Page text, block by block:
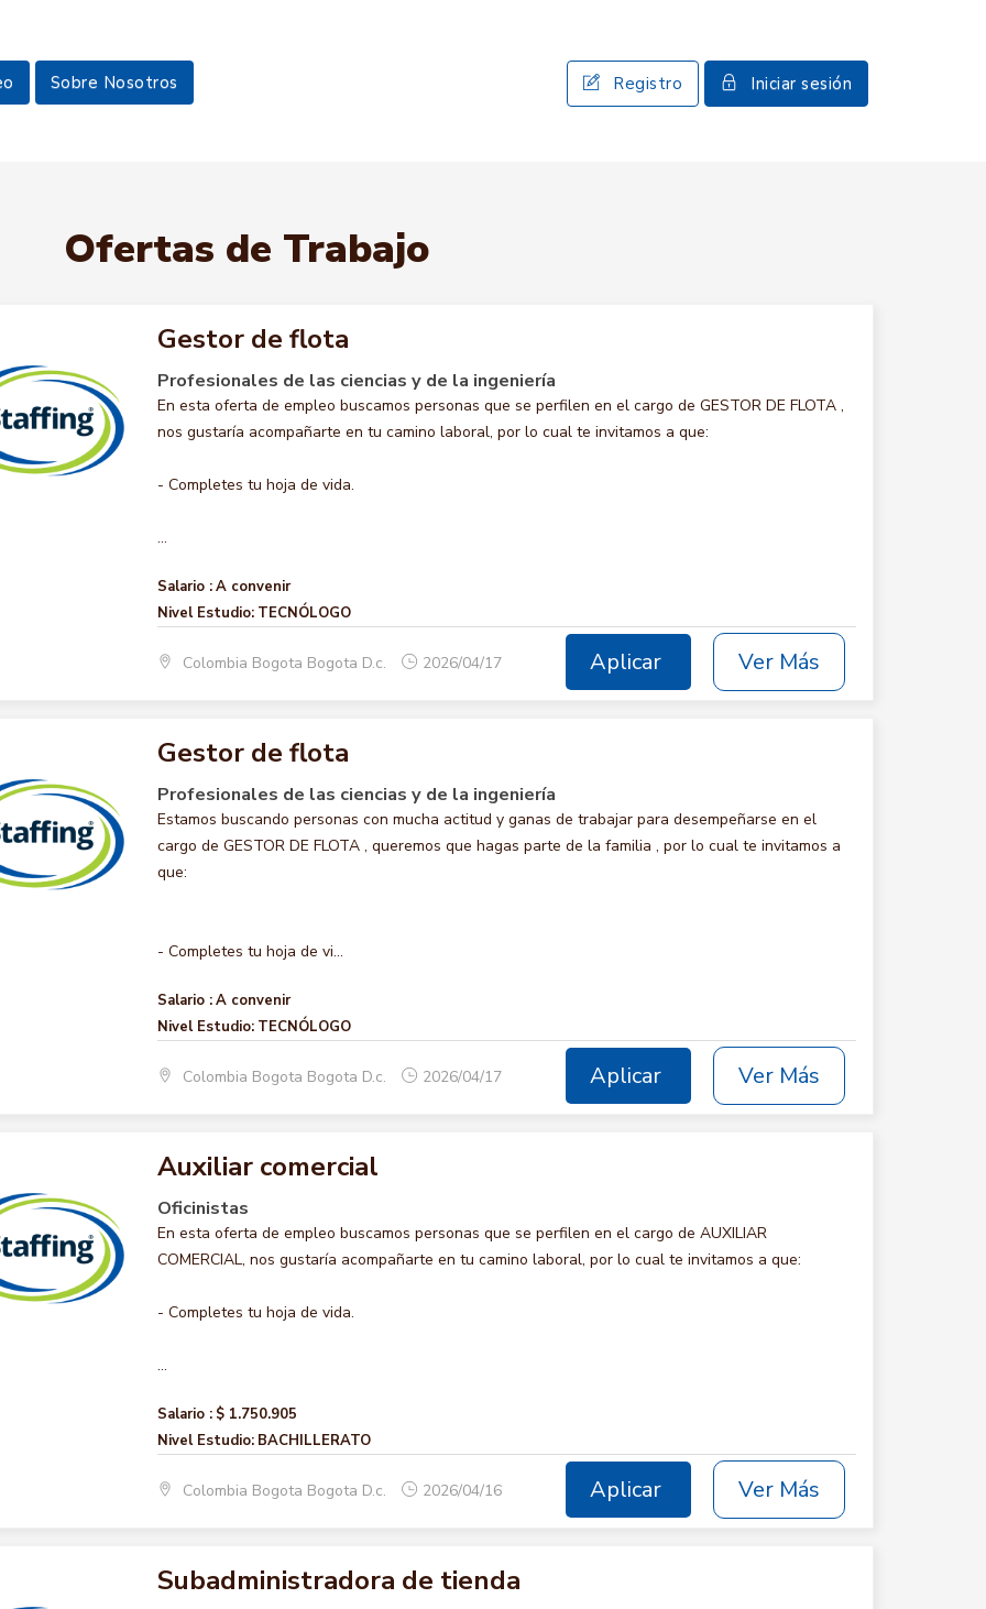
Sobre Nosotros Registro Iniciar sesión
Ofertas de Trabajo
Gestor de flota
Profesionales de las ciencias y de la ingeniería
En esta oferta de empleo buscamos personas que se perfilen en el cargo de GESTOR DE FLOTA ,
nos gustaría acompañarte en tu camino laboral, por lo cual te invitamos a que:
- Completes tu hoja de vida.
...
Salario :A convenir
Nivel Estudio: TECNÓLOGO
Colombia Bogota Bogota D.c. 2026/04/17 Aplicar Ver Más
Gestor de flota
Profesionales de las ciencias y de la ingeniería
Estamos buscando personas con mucha actitud y ganas de trabajar para desempeñarse en el
cargo de GESTOR DE FLOTA , queremos que hagas parte de la familia , por lo cual te invitamos a
que:
- Completes tu hoja de vi...
Salario :A convenir
Nivel Estudio: TECNÓLOGO
Colombia Bogota Bogota D.c. 2026/04/17 Aplicar Ver Más
Auxiliar comercial
Oficinistas
En esta oferta de empleo buscamos personas que se perfilen en el cargo de AUXILIAR
COMERCIAL, nos gustaría acompañarte en tu camino laboral, por lo cual te invitamos a que:
- Completes tu hoja de vida.
...
Salario : $ 1.750.905
Nivel Estudio: BACHILLERATO
Colombia Bogota Bogota D.c. 2026/04/16 Aplicar Ver Más
Subadministradora de tienda